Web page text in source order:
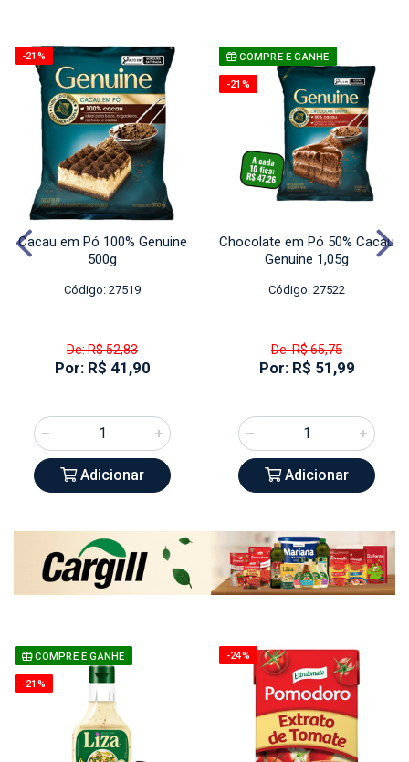
-21%
Cacau em Pó 100% Genuine
500g
Código: 27519
De: R$ 52,83
Por: R$ 41,90
Adicionar
COMPRE E GANHE
-21%
Chocolate em Pó 50% Cacau
Genuine 1,05g
Código: 27522
De: R$ 65,75
Por: R$ 51,99
Adicionar
COMPRE E GANHE
-21%
-24%